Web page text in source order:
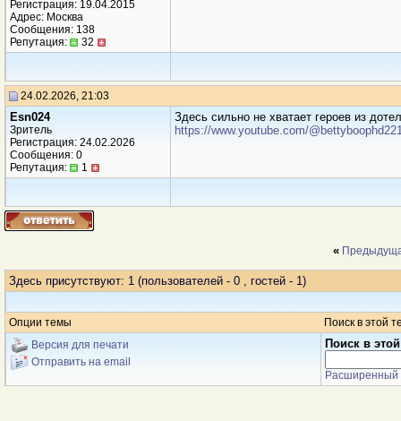
Регистрация: 19.04.2015
Адрес: Москва
Сообщения: 138
Репутация:
32
24.02.2026, 21:03
Esn024
Зритель
Регистрация: 24.02.2026
Сообщения: 0
Репутация:
1
Здесь сильно не хватает героев из
https://www.youtube.com/
«
Здесь присутствуют: 1 (пользователей - 0 , гостей - 1)
Опции темы
Поиск в этой
Версия для печати
Отправить на email
Поиск в
Расширенный